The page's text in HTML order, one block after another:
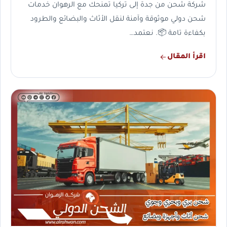
شركة شحن من جدة إلى تركيا تمنحك مع الرهوان خدمات
شحن دولي موثوقة وآمنة لنقل الأثاث والبضائع والطرود
بكفاءة تامة 📦. نعتمد…
اقرأ المقال